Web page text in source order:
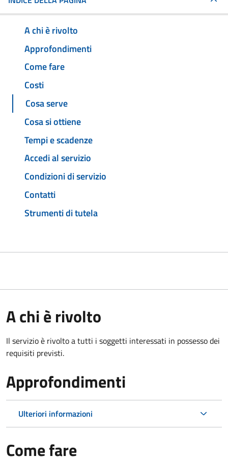
A chi è rivolto
Approfondimenti
Come fare
Costi
Cosa serve
Cosa si ottiene
Tempi e scadenze
Accedi al servizio
Condizioni di servizio
Contatti
Strumenti di tutela
A chi è rivolto
Il servizio è rivolto a tutti i soggetti interessati in possesso dei
requisiti previsti.
Approfondimenti
Ulteriori informazioni
Come fare